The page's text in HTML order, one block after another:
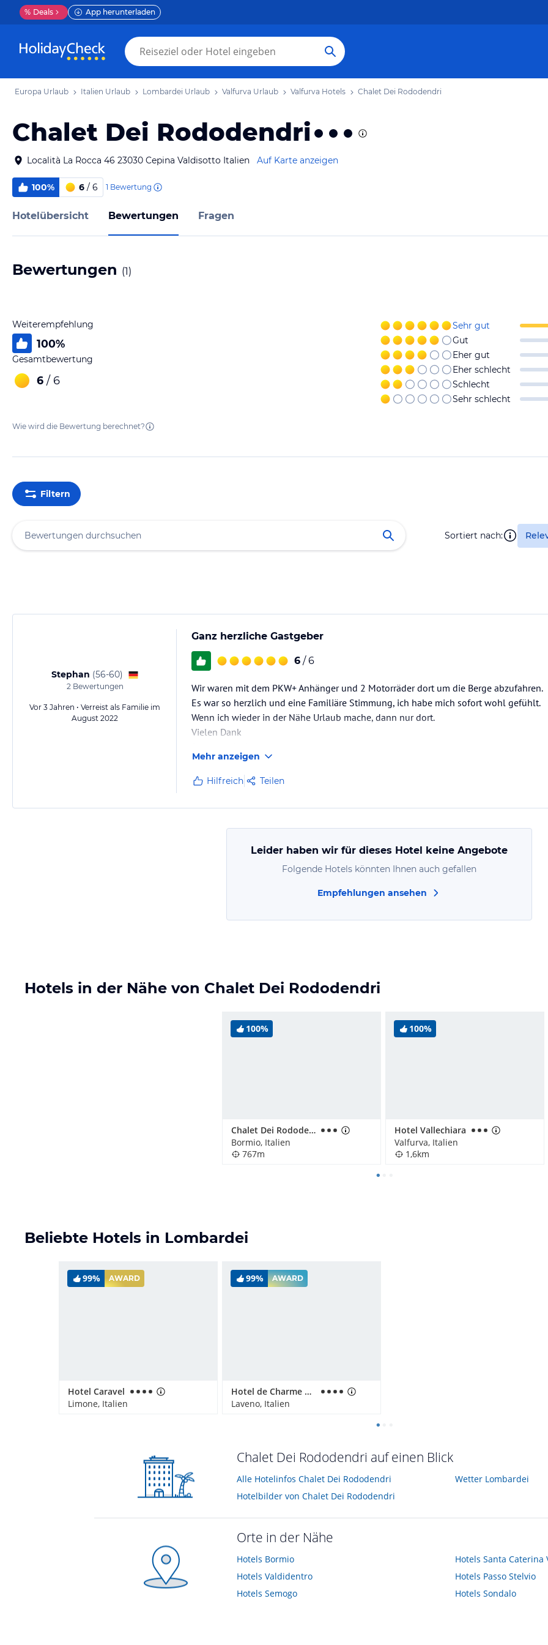
% Deals App herunterladen
Europa Urlaub Italien Urlaub Lombardei Urlaub Valfurva Urlaub Valfurva Hotels Chalet Dei Rododendri
Chalet Dei Rododendri
Località La Rocca 46 23030 Cepina Valdisotto Italien Auf Karte anzeigen
100% 6 / 6 1 Bewertung
Hotelübersicht Bewertungen Fragen
Bewertungen (1)
Weiterempfehlung
100%
Gesamtbewertung
6 / 6
Sehr gut
Gut
Eher gut
Eher schlecht
Schlecht
Sehr schlecht
Wie wird die Bewertung berechnet?
Filtern
Sortiert nach:
Stephan (56-60)
2Bewertungen
Vor 3 Jahren • Verreist als Familie im
August 2022
Ganz herzliche Gastgeber
6 / 6
Wir waren mit dem PKW+ Anhänger und 2 Motorräder dort um die Berge abzufahren.
Es war so herzlich und eine Familiäre Stimmung, ich habe mich sofort wohl gefühlt.
Wenn ich wieder in der Nähe Urlaub mache, dann nur dort.
Vielen Dank
Mehr anzeigen
Hilfreich Teilen
Leider haben wir für dieses Hotel keine Angebote
Folgende Hotels könnten Ihnen auch gefallen
Empfehlungen ansehen
Hotels in der Nähe von Chalet Dei Rododendri
100%
Chalet Dei Rododendri
Bormio, Italien
767m
100%
Hotel Vallechiara
Valfurva, Italien
1,6km
Beliebte Hotels in Lombardei
99% AWARD
Hotel Caravel
Limone, Italien
99% AWARD
Hotel de Charme Laveno
Laveno, Italien
Chalet Dei Rododendri auf einen Blick
Alle Hotelinfos Chalet Dei Rododendri
Hotelbilder von Chalet Dei Rododendri
Wetter Lombardei
Orte in der Nähe
Hotels Bormio
Hotels Valdidentro
Hotels Semogo
Hotels Santa Caterina
Hotels Passo Stelvio
Hotels Sondalo